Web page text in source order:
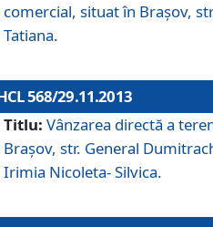
comercial, situat în Braşov,
Tatiana.
568/29.11.2013
Titlu: Vânzarea directă a
Braşov, str. General
Irimia Nicoleta- Silvica.